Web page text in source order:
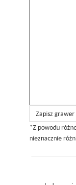
Zapisz grawer
*Z powodu
nieznacznie